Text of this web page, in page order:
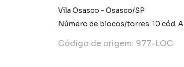
Vila Osasco - Osasco/SP
Número de blocos/torres: 10 cód.
Código de origem: 977-LOC